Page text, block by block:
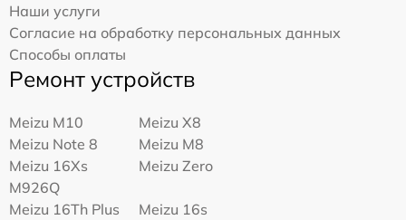
Наши услуги
Согласие на обработку персональных данных
Способы оплаты
Ремонт устройств
Meizu M10
Meizu X8
Meizu Note 8
Meizu M8
Meizu 16Xs
M926Q
Meizu Zero
Meizu 16Th Plus
Meizu 16s